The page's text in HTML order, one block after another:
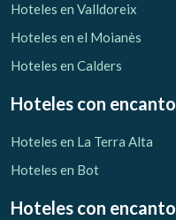
Hoteles en Valldoreix
Hoteles en el Moianès
Hoteles en Calders
Hoteles con encanto
Hoteles en La Terra Alta
Hoteles en Bot
Hoteles con encanto